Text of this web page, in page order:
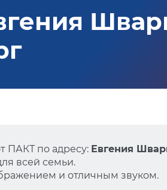
ПАКТ по адресу: Евгения
всей семьи.
и отличным звуком.